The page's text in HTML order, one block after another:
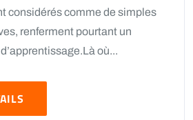
considérés comme de simples
renferment pourtant un
où...